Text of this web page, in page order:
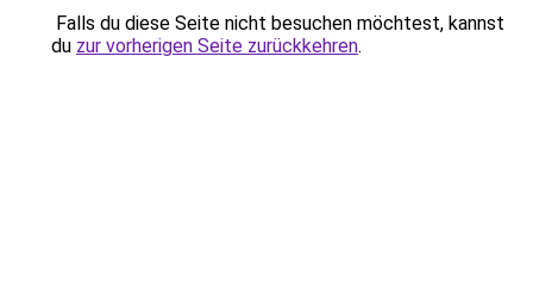
Falls du diese Seite nicht besuchen möchtest, kannst
du zur vorherigen Seite zurückkehren.